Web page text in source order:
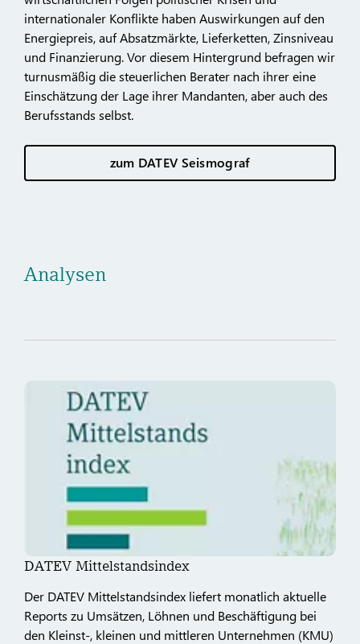
internationaler Konflikte haben Auswirkungen auf den
Energiepreis, auf Absatzmärkte, Lieferketten, Zinsniveau
und Finanzierung. Vor diesem Hintergrund befragen wir
turnusmäßig die steuerlichen Berater nach ihrer eine
Einschätzung der Lage ihrer Mandanten, aber auch des
Berufsstands selbst.
zum DATEV Seismograf
Analysen
DATEV Mittelstandsindex
Der DATEV Mittelstandsindex liefert monatlich aktuelle
Reports zu Umsätzen, Löhnen und Beschäftigung bei
den Kleinst-, kleinen und mittleren Unternehmen (KMU)